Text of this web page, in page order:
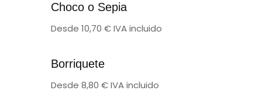
Choco o Sepia
Desde 10,70 €IVA incluido
Borriquete
Desde 8,80 €IVA incluido